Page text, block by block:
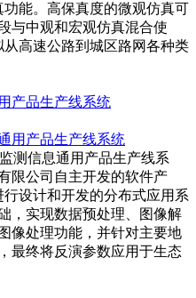
能。高保真度的微观仿真可
与中观和宏观仿真混合使
从高速公路到城区路网各种类
产品生产线系统
测信息通用产品生产线系
限公司自主开发的软件产
设计和开发的分布式应用系
，实现数据预处理、图像解
像处理功能，并针对主要地
最终将反演参数应用于生态